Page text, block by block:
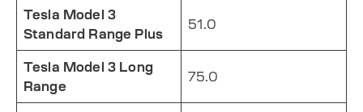
Tesla Model 3
Standard Range Plus
51.0
Tesla Model 3 Long
Range
75.0